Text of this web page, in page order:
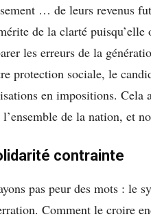
… de leurs revenus
de la clarté
les erreurs de la
protection sociale, le
en impositions. Cela
l’ensemble de la nation, et
contrainte
pas peur des mots : le
Comment le croire